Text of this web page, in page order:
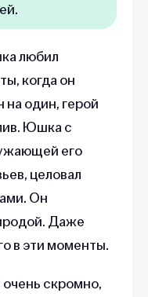
любил
когда он
на один, герой
Юшка с
его
целовал
Он
Даже
в эти моменты.
скромно,